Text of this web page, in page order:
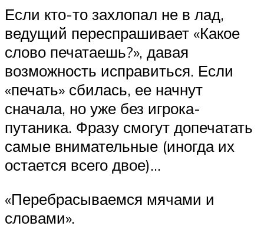
Если кто-то захлопал не в лад,
ведущий переспрашивает «Какое
слово печатаешь?», давая
возможность исправиться. Если
«печать» сбилась, ее начнут
сначала, но уже без игрока-
путаника. Фразу смогут допечатать
самые внимательные (иногда их
остается всего двое)…
«Перебрасываемся мячами и
словами».